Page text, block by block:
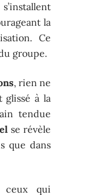
la
Ce
groupe.
, rien ne
glissé à la
tendue
se révèle
que dans
ceux qui